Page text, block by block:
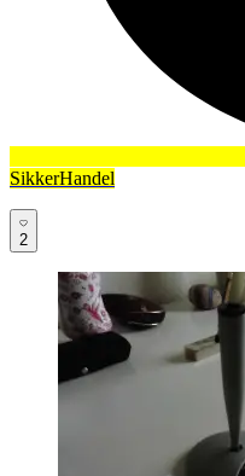
SikkerHandel
2